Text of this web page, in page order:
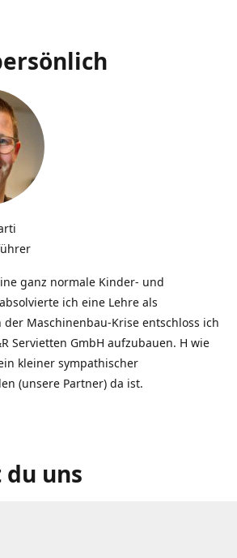
ganz normale Kinder- und
ich eine Lehre als
Maschinenbau-Krise entschloss ich
Servietten GmbH aufzubauen. H wie
kleiner sympathischer
(unsere Partner) da ist.
du uns